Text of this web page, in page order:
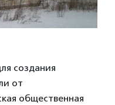
создания
от
общественная